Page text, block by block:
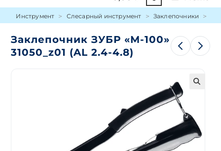
Инструмент Слесарный инструмент Заклепочники
Заклепочник ЗУБР «М-100»
31050_z01 (AL 2.4-4.8)